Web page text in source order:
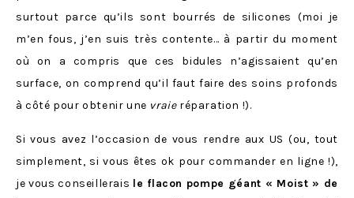
surtout parce qu’ils sont bourrés de silicones (moi je
m’en fous, j’en suis très contente… à partir du moment
où on a compris que ces bidules n’agissaient qu’en
surface, on comprend qu’il faut faire des soins profonds
à côté pour obtenir une vraieréparation !).
Si vous avez l’occasion de vous rendre aux US (ou, tout
simplement, si vous êtes ok pour commander en ligne !),
je vous conseillerais le flacon pompe géant « Moist » de